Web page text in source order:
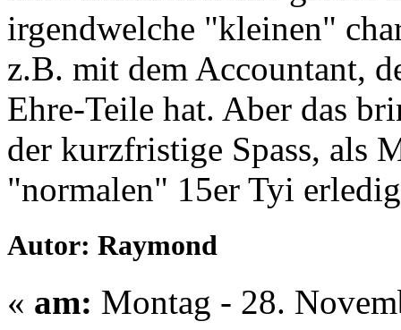
irgendwelche "kleinen"
z.B. mit dem Accountant,
Ehre-Teile hat. Aber das
der kurzfristige Spass, als
"normalen" 15er Tyi
Autor: Raymond
« am: Montag - 28.